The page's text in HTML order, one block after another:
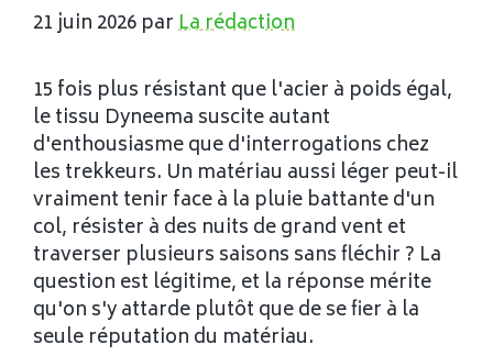
21 juin 2026 parLa rédaction
15 fois plus résistant que l'acier à poids égal,
le tissu Dyneema suscite autant
d'enthousiasme que d'interrogations chez
les trekkeurs. Un matériau aussi léger peut-il
vraiment tenir face à la pluie battante d'un
col, résister à des nuits de grand vent et
traverser plusieurs saisons sans fléchir ? La
question est légitime, et la réponse mérite
qu'on s'y attarde plutôt que de se fier à la
seule réputation du matériau.